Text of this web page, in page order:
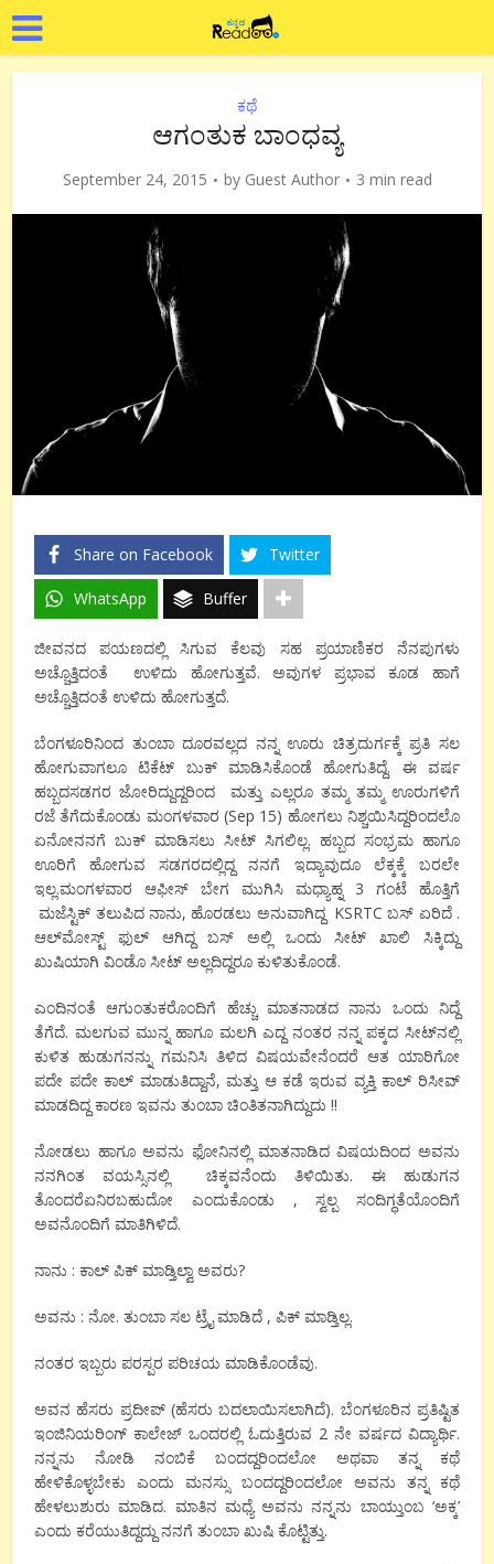
ಕಥೆ
ಆಗಂತುಕ ಬಾಂಧವ್ಯ
September 24, 2015 by Guest Author 3 min read
Share on Facebook Twitter
WhatsApp Buffer
ಜೀವನದ ಪಯಣದಲ್ಲಿ ಸಿಗುವ ಕೆಲವು ಸಹ ಪ್ರಯಾಣಿಕರ ನೆನಪುಗಳು
ಅಚ್ಚೊತ್ತಿದಂತೆ ಉಳಿದು ಹೋಗುತ್ತವೆ. ಅವುಗಳ ಪ್ರಭಾವ ಕೂಡ ಹಾಗೆ
ಅಚ್ಚೊತ್ತಿದಂತೆ ಉಳಿದು ಹೋಗುತ್ತದೆ.
ಬೆಂಗಳೂರಿನಿಂದ ತುಂಬಾ ದೂರವಲ್ಲದ ನನ್ನ ಊರು ಚಿತ್ರದುರ್ಗಕ್ಕೆ ಪ್ರತಿ ಸಲ
ಹೋಗುವಾಗಲೂ ಟಿಕೆಟ್ ಬುಕ್ ಮಾಡಿಸಿಕೊಂಡೆ ಹೋಗುತಿದ್ದೆ. ಈ ವರ್ಷ
ಹಬ್ಬದಸಡಗರ ಜೋರಿದ್ದುದ್ದರಿಂದ ಮತ್ತು ಎಲ್ಲರೂ ತಮ್ಮ ತಮ್ಮ ಊರುಗಳಿಗೆ
ರಜೆ ತೆಗೆದುಕೊಂಡು ಮಂಗಳವಾರ (Sep 15) ಹೋಗಲು ನಿಶ್ಚಯಿಸಿದ್ದರಿಂದಲೊ
ಏನೋನನಗೆ ಬುಕ್ ಮಾಡಿಸಲು ಸೀಟ್ ಸಿಗಲಿಲ್ಲ. ಹಬ್ಬದ ಸಂಭ್ರಮ ಹಾಗೂ
ಊರಿಗೆ ಹೋಗುವ ಸಡಗರದಲ್ಲಿದ್ದ ನನಗೆ ಇದ್ಯಾವುದೂ ಲೆಕ್ಕಕ್ಕೆ ಬರಲೇ
ಇಲ್ಲ.ಮಂಗಳವಾರ ಆಫೀಸ್ ಬೇಗ ಮುಗಿಸಿ ಮಧ್ಯಾಹ್ನ 3 ಗಂಟೆ ಹೊತ್ತಿಗೆ
ಮಜೆಸ್ಟಿಕ್ ತಲುಪಿದ ನಾನು, ಹೊರಡಲು ಅನುವಾಗಿದ್ದ KSRTC ಬಸ್ ಏರಿದೆ .
ಆಲ್‌ಮೋಸ್ಟ್ ಫುಲ್ ಆಗಿದ್ದ ಬಸ್ ಅಲ್ಲಿ ಒಂದು ಸೀಟ್ ಖಾಲಿ ಸಿಕ್ಕಿದ್ದು
ಖುಷಿಯಾಗಿ ವಿಂಡೊ ಸೀಟ್ ಅಲ್ಲದಿದ್ದರೂ ಕುಳಿತುಕೊಂಡೆ.
ಎಂದಿನಂತೆ ಆಗುಂತುಕರೊಂದಿಗೆ ಹೆಚ್ಚು ಮಾತನಾಡದ ನಾನು ಒಂದು ನಿದ್ದೆ
ತೆಗೆದೆ. ಮಲಗುವ ಮುನ್ನ ಹಾಗೂ ಮಲಗಿ ಎದ್ದ ನಂತರ ನನ್ನ ಪಕ್ಕದ ಸೀಟ್‌ನಲ್ಲಿ
ಕುಳಿತ ಹುಡುಗನನ್ನು ಗಮನಿಸಿ ತಿಳಿದ ವಿಷಯವೇನೆಂದರೆ ಆತ ಯಾರಿಗೋ
ಪದೇ ಪದೇ ಕಾಲ್ ಮಾಡುತಿದ್ದಾನೆ, ಮತ್ತು ಆ ಕಡೆ ಇರುವ ವ್ಯಕ್ತಿ ಕಾಲ್ ರಿಸೀವ್
ಮಾಡದಿದ್ದ ಕಾರಣ ಇವನು ತುಂಬಾ ಚಿಂತಿತನಾಗಿದ್ದುದು !!
ನೋಡಲು ಹಾಗೂ ಅವನು ಫೋನಿನಲ್ಲಿ ಮಾತನಾಡಿದ ವಿಷಯದಿಂದ ಅವನು
ನನಗಿಂತ ವಯಸ್ಸಿನಲ್ಲಿ ಚಿಕ್ಕವನೆಂದು ತಿಳಿಯಿತು. ಈ ಹುಡುಗನ
ತೊಂದರೆಏನಿರಬಹುದೋ ಎಂದುಕೊಂಡು , ಸ್ವಲ್ಪ ಸಂದಿಗ್ಧತೆಯೊಂದಿಗೆ
ಅವನೊಂದಿಗೆ ಮಾತಿಗಿಳಿದೆ.
ನಾನು : ಕಾಲ್ ಪಿಕ್ ಮಾಡ್ತಿಲ್ವಾ ಅವರು?
ಅವನು : ನೋ. ತುಂಬಾ ಸಲ ಟ್ರೈ ಮಾಡಿದೆ , ಪಿಕ್ ಮಾಡ್ತಿಲ್ಲ.
ನಂತರ ಇಬ್ಬರು ಪರಸ್ಪರ ಪರಿಚಯ ಮಾಡಿಕೊಂಡೆವು.
ಅವನ ಹೆಸರು ಪ್ರದೀಪ್ (ಹೆಸರು ಬದಲಾಯಿಸಲಾಗಿದೆ). ಬೆಂಗಳೂರಿನ ಪ್ರತಿಷ್ಟಿತ
ಇಂಜಿನಿಯರಿಂಗ್ ಕಾಲೇಜ್ ಒಂದರಲ್ಲಿ ಓದುತ್ತಿರುವ 2 ನೇ ವರ್ಷದ ವಿದ್ಯಾರ್ಥಿ.
ನನ್ನನು ನೋಡಿ ನಂಬಿಕೆ ಬಂದದ್ದರಿಂದಲೋ ಅಥವಾ ತನ್ನ ಕಥೆ
ಹೇಳಿಕೊಳ್ಳಬೇಕು ಎಂದು ಮನಸ್ಸು ಬಂದದ್ದರಿಂದಲೋ ಅವನು ತನ್ನ ಕಥೆ
ಹೇಳಲುಶುರು ಮಾಡಿದ. ಮಾತಿನ ಮಧ್ಯೆ ಅವನು ನನ್ನನು ಬಾಯ್ತುಂಬ ‘ಅಕ್ಕ’
ಎಂದು ಕರೆಯುತಿದ್ದದ್ದು ನನಗೆ ತುಂಬಾ ಖುಷಿ ಕೊಟ್ಟಿತ್ತು.